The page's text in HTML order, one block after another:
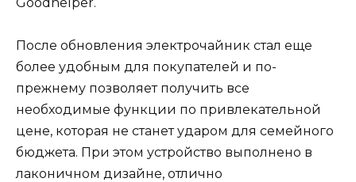
После обновления электрочайник стал еще
более удобным для покупателей и по-
прежнему позволяет получить все
необходимые функции по привлекательной
цене, которая не станет ударом для семейного
бюджета. При этом устройство выполнено в
лаконичном дизайне, отлично